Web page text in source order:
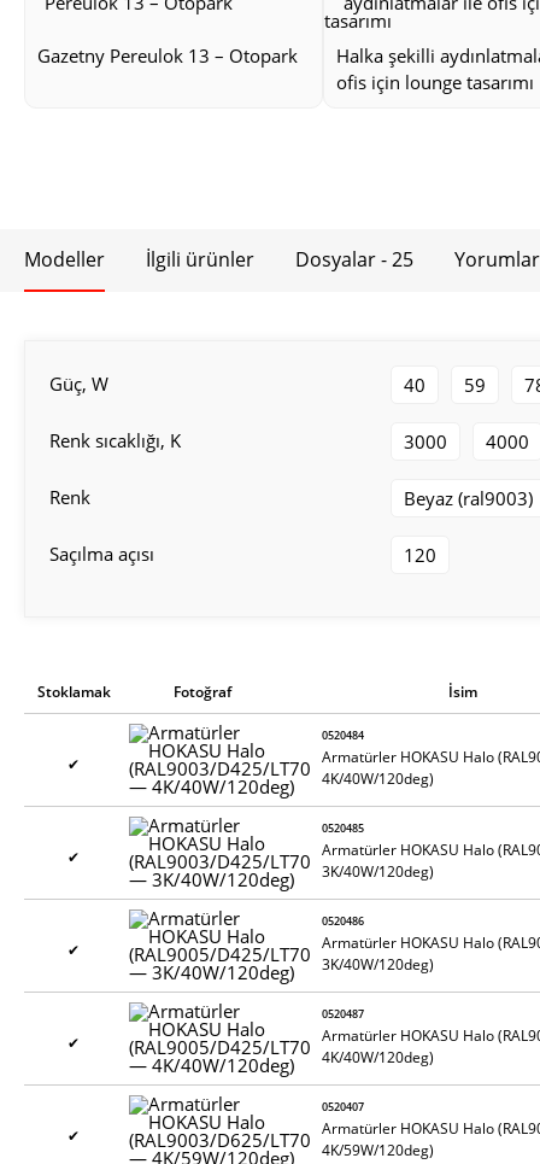
Gazetny Pereulok 13 – Otopark
Halka şekilli
ofis için lounge tasarımı
Modeller İlgili ürünler Dosyalar - 25 Yorumlar
Güç, W 40 59
Renk sıcaklığı, K 3000 4000
Renk Beyaz (ral9003)
Saçılma açısı 120
Stoklamak Fotoğraf İsim
✔
0520484
Armatürler HOKASU Halo
4K/40W/120deg)
✔
0520485
Armatürler HOKASU Halo
3K/40W/120deg)
✔
0520486
Armatürler HOKASU Halo
3K/40W/120deg)
✔
0520487
Armatürler HOKASU Halo
4K/40W/120deg)
✔
0520407
Armatürler HOKASU Halo
4K/59W/120deg)